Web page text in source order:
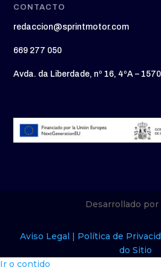
CONTACTO
redaccion@sprintmotor.com
669 277 050
Avda. da Liberdade, nº 16, 4ºA –
Desarrollado por
Aviso Legal | Política de
do Sitio
Ir o contido